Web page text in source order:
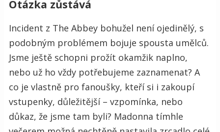
Otázka zůstává
Incident z The Abbey bohužel není ojedinělý, s
podobným problémem bojuje spousta umělců.
Jsme ještě schopni prožít okamžik naplno,
nebo už ho vždy potřebujeme zaznamenat? A
co je vlastně pro fanoušky, kteří si i zakoupí
vstupenky, důležitější – vzpomínka, nebo
důkaz, že jsme tam byli? Madonna tímhle